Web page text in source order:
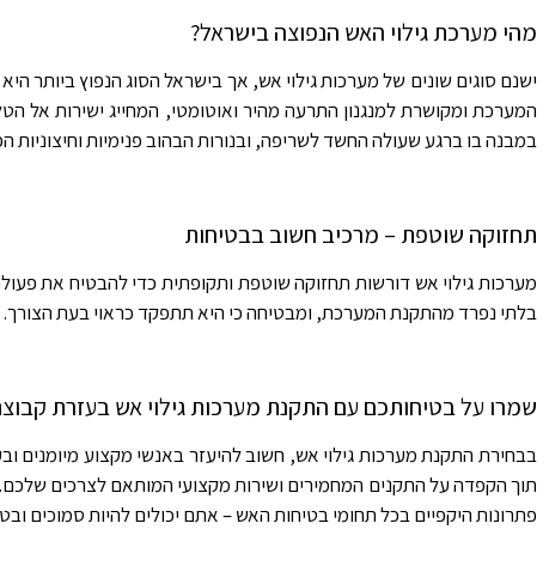
מהי מערכת גילוי האש הנפוצה בישראל?
ישנם סוגים שונים של מערכות גילוי אש, אך בישראל הסוג הנפוץ ביותר
המערכת ומקושרת למנגנון התרעה מהיר ואוטומטי, המחייג ישירות אל
במבנה בו ברגע שעולה החשד לשריפה, ובנורות הבהוב פנימיות וחיצוניות
תחזוקה שוטפת – מרכיב חשוב בבטיחות
מערכות גילוי אש דורשות תחזוקה שוטפת ותקופתית כדי להבטיח את
בלתי נפרד מהתקנת המערכת, ומבטיחה כי היא תתפקד כראוי בעת הצורך.
שמרו על בטיחותכם עם התקנת מערכות גילוי אש בעזרת
בבחירת התקנת מערכות גילוי אש, חשוב להיעזר באנשי מקצוע מיומנים
פתרונות היקפיים בכל תחומי בטיחות האש – אתם יכולים להיות סמוכים